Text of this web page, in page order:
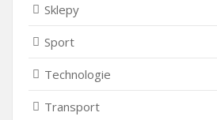
Sklepy
Sport
Technologie
Transport